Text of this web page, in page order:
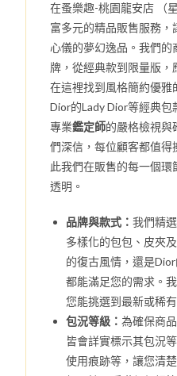
在蚤樂趣-桃園龍安店 （
富多元的精品販售服務，
心儀的夢幻逸品。我們
牌，從經典款到限量版
在這裡找到風格簡約優雅
Dior的Lady Dior等經典
專業鑑定師的嚴格檢視與
們深信，每位顧客都值得
此我們在販售的每一個
透明。
品牌與款式：我們精
多樣化的包包、皮夾
的復古風情，還是
都能滿足您的需求。
您能挑選到最新或稀
包況等級：為確保商
皆會詳實標示其包況
使用痕跡等，讓您清